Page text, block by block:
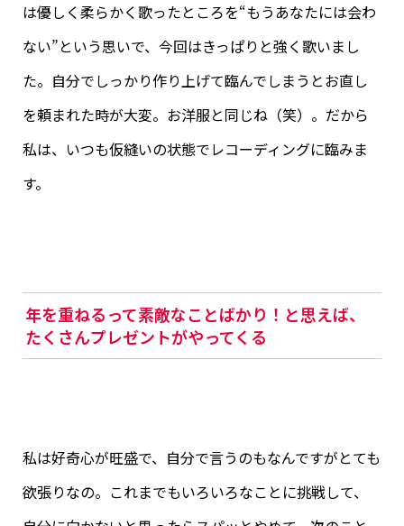
は優しく柔らかく歌ったところを“もうあなたには会わ
ない”という思いで、今回はきっぱりと強く歌いまし
た。自分でしっかり作り上げて臨んでしまうとお直し
を頼まれた時が大変。お洋服と同じね（笑）。だから
私は、いつも仮縫いの状態でレコーディングに臨みま
す。
年を重ねるって素敵なことばかり！と思えば、
たくさんプレゼントがやってくる
私は好奇心が旺盛で、自分で言うのもなんですがとても
欲張りなの。これまでもいろいろなことに挑戦して、